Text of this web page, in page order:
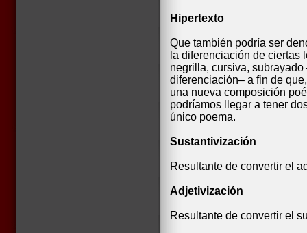
Hipertexto
Que también podría ser
la diferenciación de ciertas
negrilla, cursiva,
diferenciación– a fin de
una nueva composición
podríamos llegar a tener
único poema.
Sustantivización
Resultante de convertir el
Adjetivización
Resultante de convertir el